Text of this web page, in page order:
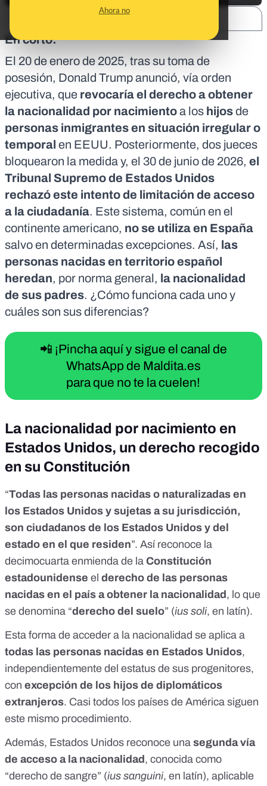
Ahora no
En corto:
El 20 de enero de 2025, tras su toma de
posesión, Donald Trumpanunció, vía orden
ejecutiva, que revocaría el derecho a obtener
la nacionalidad por nacimientoa los hijosde
personas inmigrantes en situación irregular o
temporal en EEUU. Posteriormente, dos jueces
bloquearon la medida y, el 30 de junio de 2026, el
Tribunal Supremo de Estados Unidos
rechazóeste intento de limitación de acceso
a la ciudadanía. Este sistema, común en el
continente americano, no se utiliza en España
salvo en determinadas excepciones. Así, las
personas nacidas en territorio español
heredan, por norma general, la nacionalidad
de sus padres. ¿Cómo funciona cada uno y
cuáles son sus diferencias?
📲 ¡Pincha aquí y sigue el canal de
WhatsApp de Maldita.es
para que no te la cuelen!
La nacionalidad por nacimiento en
Estados Unidos, un derecho recogido
en su Constitución
“Todas las personas nacidas o naturalizadas en
los Estados Unidos y sujetas a su jurisdicción,
son ciudadanos de los Estados Unidos y del
estado en el que residen”. Así reconoce la
decimocuarta enmienda de la Constitución
estadounidense el derecho de las personas
nacidas en el país a obtener la nacionalidad , lo que
se denomina “derecho del suelo” (ius soli, en latín).
Esta forma de acceder a la nacionalidad se aplica a
todas las personas nacidas en Estados Unidos,
independientemente del estatus de sus progenitores,
con excepción de los hijos de diplomáticos
extranjeros. Casi todos los países de América siguen
este mismo procedimiento.
Además, Estados Unidos reconoce una segunda vía
de acceso a la nacionalidad , conocida como
“derecho de sangre” (ius sanguini, en latín), aplicable